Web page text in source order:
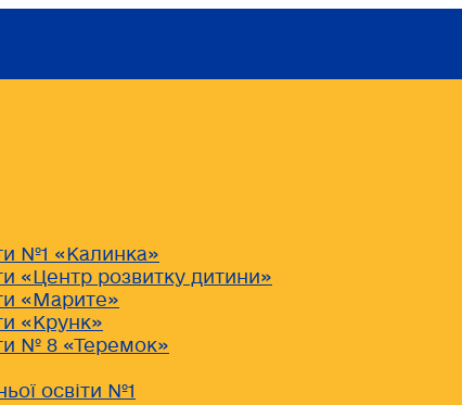
№1 «Калинка»
«Центр розвитку дитини»
«Марите»
«Крунк»
№ 8 «Теремок»
освіти №1